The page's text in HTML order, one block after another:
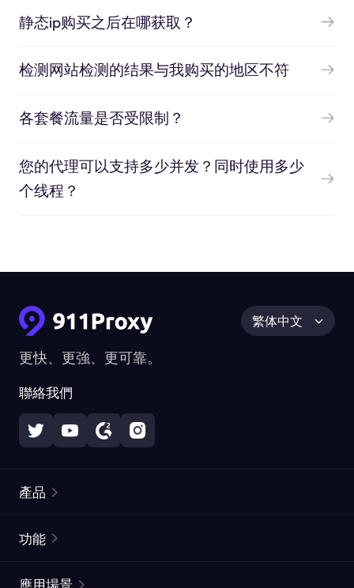
静态ip购买之后在哪获取？
检测网站检测的结果与我购买的地区不符
各套餐流量是否受限制？
您的代理可以支持多少并发？同时使用多少
个线程？
更快、更強、更可靠。
聯絡我們
繁体中文
產品
功能
應用場景